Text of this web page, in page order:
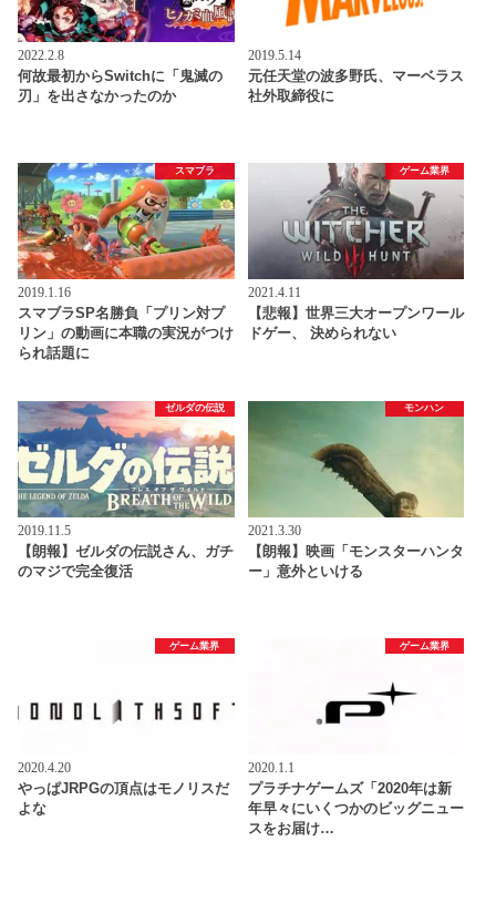
2022.2.8
何故最初からSwitchに「鬼滅の
刃」を出さなかったのか
2019.5.14
元任天堂の波多野氏、マーベラス
社外取締役に
スマブラ
2019.1.16
スマブラSP名勝負「プリン対プ
リン」の動画に本職の実況がつけ
られ話題に
ゲーム業界
2021.4.11
【悲報】世界三大オープンワール
ドゲー、 決められない
ゼルダの伝説
2019.11.5
【朗報】ゼルダの伝説さん、ガチ
のマジで完全復活
モンハン
2021.3.30
【朗報】映画「モンスターハンタ
ー」意外といける
ゲーム業界
2020.4.20
やっぱJRPGの頂点はモノリスだ
よな
ゲーム業界
2020.1.1
プラチナゲームズ「2020年は新
年早々にいくつかのビッグニュー
スをお届け…